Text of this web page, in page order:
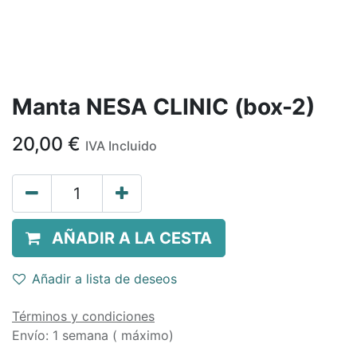
Manta NESA CLINIC (box-2)
20,00 € IVA Incluido
AÑADIR A LA CESTA
Añadir a lista de deseos
Términos y condiciones
Envío: 1 semana ( máximo)